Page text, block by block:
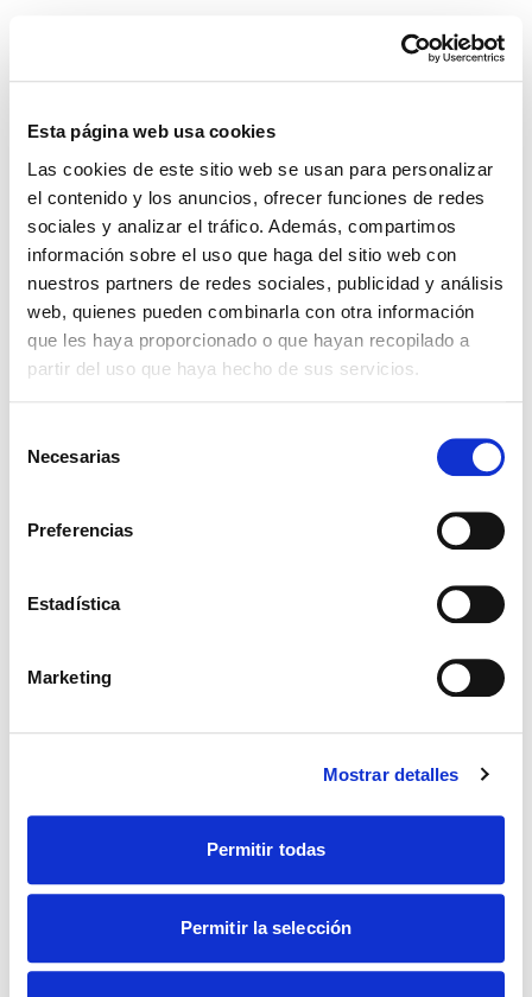
Esta página web usa cookies
Las cookies de este sitio web se usan para personalizar
el contenido y los anuncios, ofrecer funciones de redes
sociales y analizar el tráfico. Además, compartimos
información sobre el uso que haga del sitio web con
nuestros partners de redes sociales, publicidad y análisis
web, quienes pueden combinarla con otra información
que les haya proporcionado o que hayan recopilado a
partir del uso que haya hecho de sus servicios.
Necesarias
Preferencias
Estadística
Marketing
Mostrar detalles
Permitir todas
Permitir la selección
Asia y Pacífico. Ante una tarea
Desde Hong Kong, Japón, China, Taiwán, Malasia,
responsables de CL del sureste asiático compartiendo
los pequeños brotes que han visto –y ven– crecer en sus
SOCIEDAD